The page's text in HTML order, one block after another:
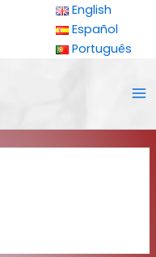
English
Español
Português